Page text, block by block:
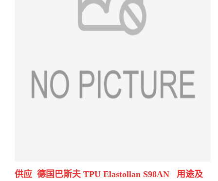
供应 德国巴斯夫 TPU Elastollan S98AN 用途及